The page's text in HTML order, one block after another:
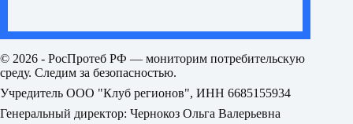
© 2026 - РосПротеб РФ — мониторим потребительскую
среду. Следим за безопасностью.
Учредитель ООО "Клуб регионов", ИНН 6685155934
Генеральный директор: Чернокоз Ольга Валерьевна